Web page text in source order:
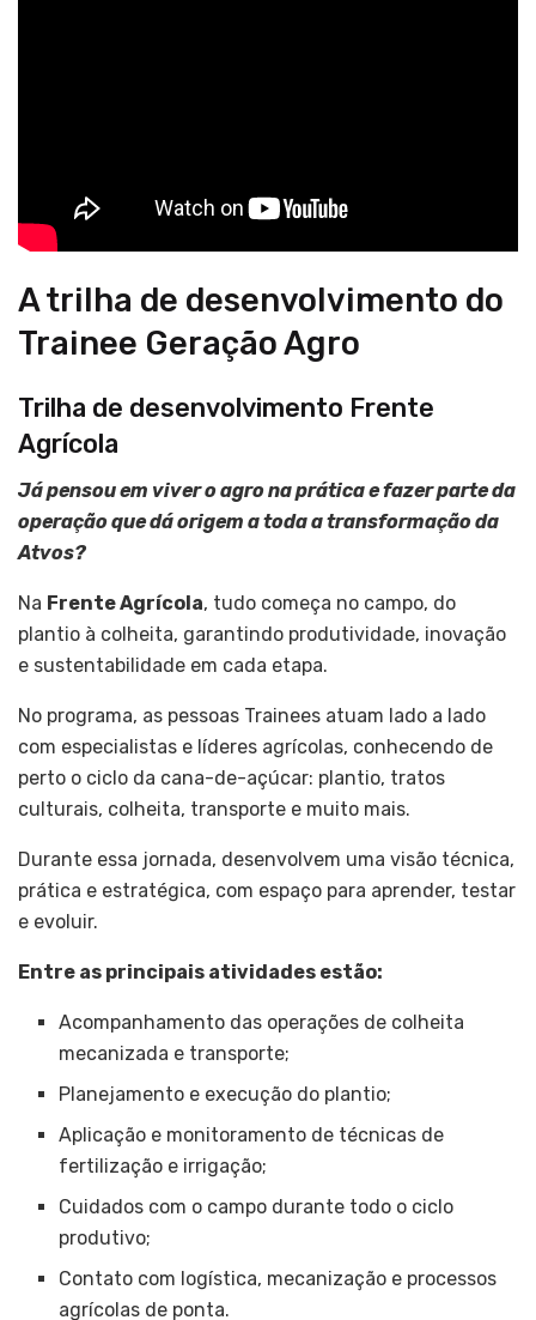
A trilha de desenvolvimento do
Trainee Geração Agro
Trilha de desenvolvimento Frente
Agrícola
Já pensou em viver o agro na prática e fazer parte da
operação que dá origem a toda a transformação da
Atvos?
Na Frente Agrícola, tudo começa no campo, do
plantio à colheita, garantindo produtividade, inovação
e sustentabilidade em cada etapa.
No programa, as pessoas Trainees atuam lado a lado
com especialistas e líderes agrícolas, conhecendo de
perto o ciclo da cana-de-açúcar: plantio, tratos
culturais, colheita, transporte e muito mais.
Durante essa jornada, desenvolvem uma visão técnica,
prática e estratégica, com espaço para aprender, testar
e evoluir.
Entre as principais atividades estão:
Acompanhamento das operações de colheita
mecanizada e transporte;
Planejamento e execução do plantio;
Aplicação e monitoramento de técnicas de
fertilização e irrigação;
Cuidados com o campo durante todo o ciclo
produtivo;
Contato com logística, mecanização e processos
agrícolas de ponta.